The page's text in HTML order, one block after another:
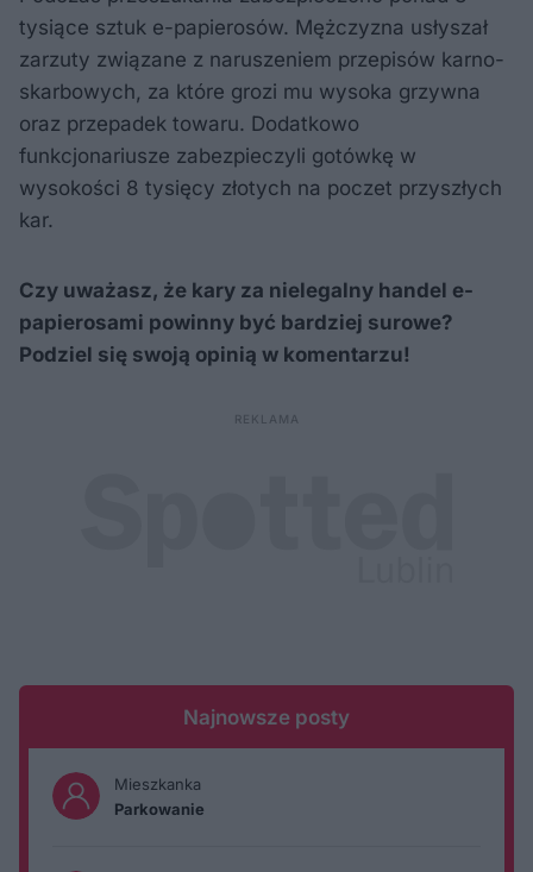
tysiące sztuk e-papierosów. Mężczyzna usłyszał
zarzuty związane z naruszeniem przepisów karno-
skarbowych, za które grozi mu wysoka grzywna
oraz przepadek towaru. Dodatkowo
funkcjonariusze zabezpieczyli gotówkę w
wysokości 8 tysięcy złotych na poczet przyszłych
kar.
Czy uważasz, że kary za nielegalny handel e-
papierosami powinny być bardziej surowe?
Podziel się swoją opinią w komentarzu!
Najnowsze posty
Mieszkanka
Parkowanie